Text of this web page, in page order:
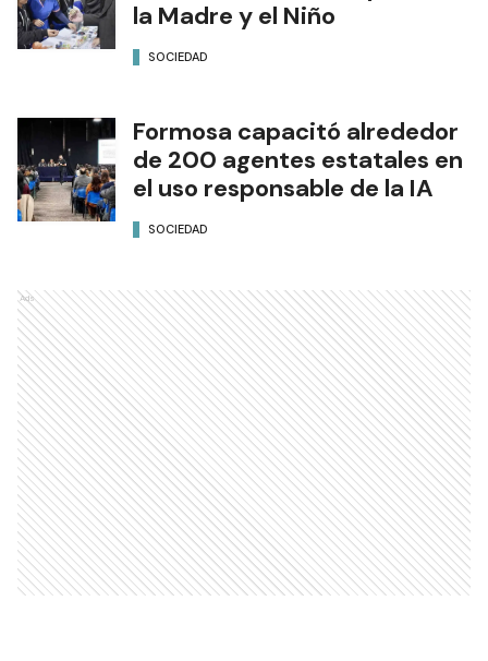
la Madre y el Niño
SOCIEDAD
Formosa capacitó alrededor
de 200 agentes estatales en
el uso responsable de la IA
SOCIEDAD
Ads